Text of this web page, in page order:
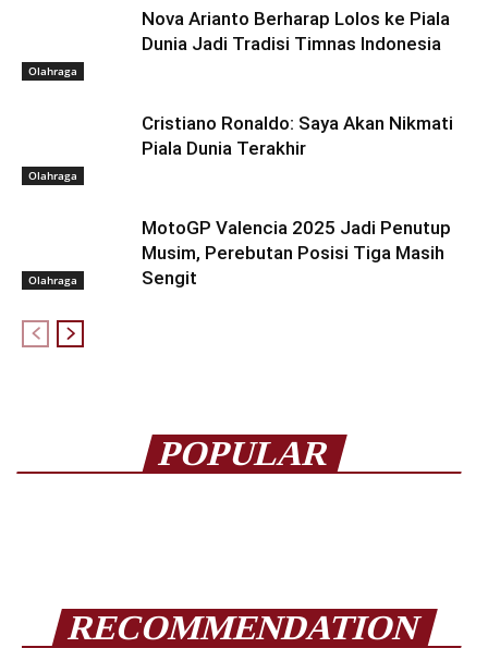
Olahraga
Nova Arianto Berharap Lolos ke Piala
Dunia Jadi Tradisi Timnas Indonesia
Olahraga
Cristiano Ronaldo: Saya Akan Nikmati
Piala Dunia Terakhir
Olahraga
MotoGP Valencia 2025 Jadi Penutup
Musim, Perebutan Posisi Tiga Masih
Sengit
POPULAR
RECOMMENDATION